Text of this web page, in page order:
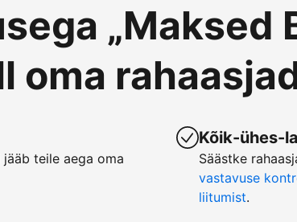
„Maksed
oma
teile aega oma
Kõik-ühes-
Säästke
vastavuse
liitumist.